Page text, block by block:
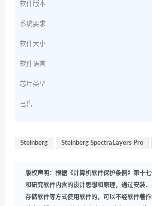
软件版本
系统要求
软件大小
软件语言
芯片类型
已售
Steinberg Steinberg SpectraLayers Pro
版权声明：根据《计算机软件保护条例》第十七
和研究软件内含的设计思想和原理，通过安装
存储软件等方式使用软件的，可以不经软件著作